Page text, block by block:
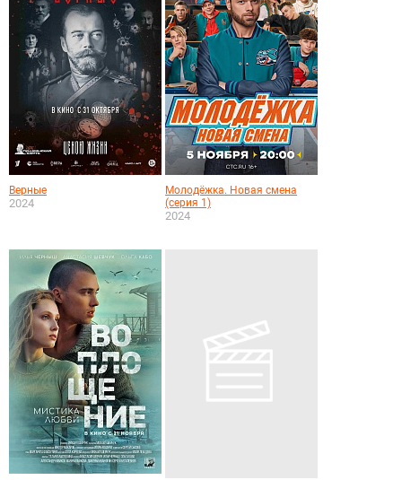
Верные
2024
Молодёжка. Новая смена
(серия 1)
2024